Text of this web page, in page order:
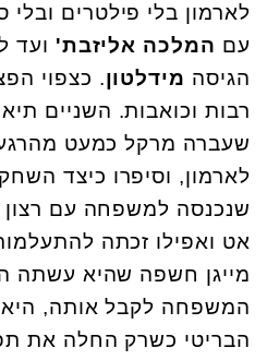
לארמון בלי פילטרים ובלי
עם המלכה אליזבת' ועד
הגיסה מידלטון. כצפוי
רבות וכואבות. השניים
שעברה מרקל כמעט
לארמון, וסיפרו כיצד
שנכנסה למשפחה עם
אט ואפילו זכתה
מייגן חשפה שהיא עשתה
המשפחה לקבל אותה, היא
הבריטי כשרק החלה את